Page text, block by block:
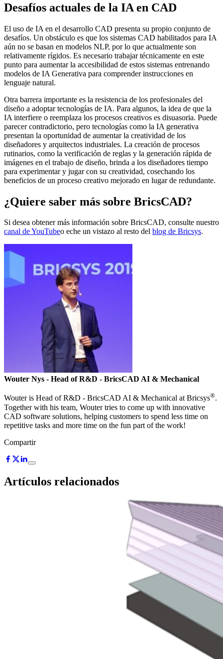
Desafíos actuales de la IA en CAD
El uso de IA en el desarrollo CAD presenta su propio conjunto de
desafíos. Un obstáculo es que los sistemas CAD habilitados para IA
aún no se basan en modelos NLP, por lo que actualmente son
relativamente rígidos. Es necesario trabajar técnicamente en este
punto para aumentar la accesibilidad de estos sistemas entrenando
modelos de IA Generativa para comprender instrucciones en
lenguaje natural.
Otra barrera importante es la resistencia de los profesionales del
diseño a adoptar tecnologías de IA. Para algunos, la idea de que la
IA interfiere o reemplaza los procesos creativos es disuasoria. Puede
parecer contradictorio, pero tecnologías como la IA generativa
presentan la oportunidad de aumentar la creatividad de los
diseñadores y arquitectos industriales. La creación de procesos
rutinarios, como la verificación de reglas y la generación rápida de
imágenes en el trabajo de diseño, brinda a los diseñadores tiempo
para experimentar y jugar con su creatividad, cosechando los
beneficios de un proceso creativo mejorado en lugar de redundante.
¿Quiere saber más sobre BricsCAD?
Si desea obtener más información sobre BricsCAD, consulte nuestro
canal de YouTubeo eche un vistazo al resto del blog de Bricsys.
Wouter Nys - Head of R&D - BricsCAD AI & Mechanical
Wouter is Head of R&D - BricsCAD AI & Mechanical at Bricsys®.
Together with his team, Wouter tries to come up with innovative
CAD software solutions, helping customers to spend less time on
repetitive tasks and more time on the fun part of the work!
Compartir
Artículos relacionados